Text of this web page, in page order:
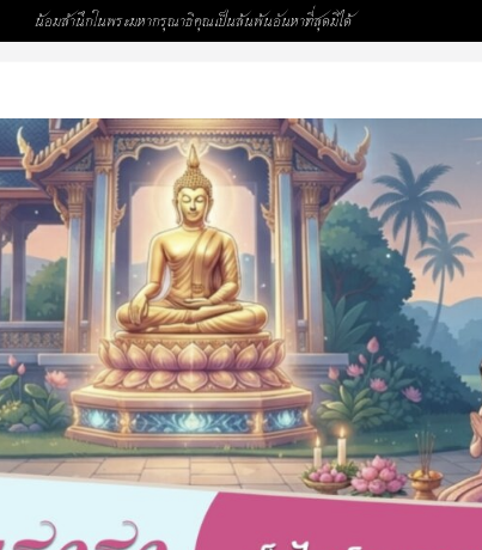
น้อมสำนึกในพระมหากรุณาธิคุณเป็นล้นพ้นอันหาที่สุดมิได้